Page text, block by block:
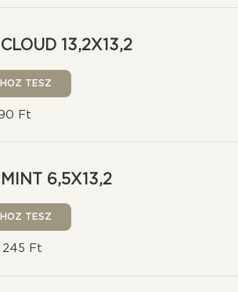
13,2X13,2
Ft
6,5X13,2
245 Ft